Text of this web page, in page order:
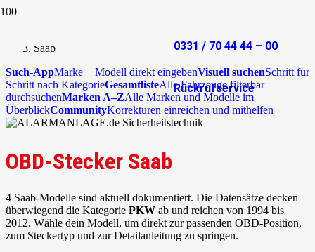
0331 / 70 44 44 – 00
Rückrufservice
Saab
Such-AppMarke + Modell direkt eingebenVisuell suchenSchritt für
Schritt nach KategorieGesamtlisteAlle Fahrzeuge filterbar
durchsuchenMarken A–ZAlle Marken und Modelle im
ÜberblickCommunityKorrekturen einreichen und mithelfen
OBD-Stecker Saab
4 Saab-Modelle sind aktuell dokumentiert. Die Datensätze decken
überwiegend die Kategorie PKW ab und reichen von 1994 bis
2012. Wähle dein Modell, um direkt zur passenden OBD-Position,
zum Steckertyp und zur Detailanleitung zu springen.